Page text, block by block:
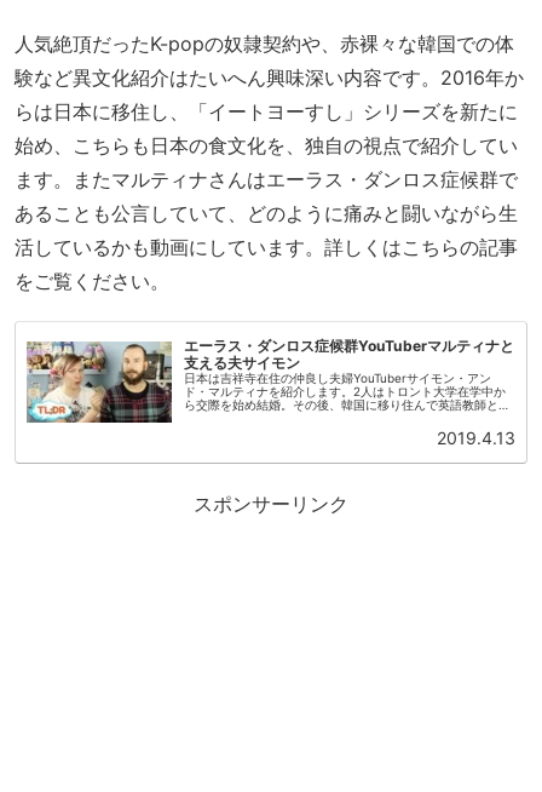
人気絶頂だったK-popの奴隷契約や、赤裸々な韓国での体
験など異文化紹介はたいへん興味深い内容です。2016年か
らは日本に移住し、「イートヨーすし」シリーズを新たに
始め、こちらも日本の食文化を、独自の視点で紹介してい
ます。またマルティナさんはエーラス・ダンロス症候群で
あることも公言していて、どのように痛みと闘いながら生
活しているかも動画にしています。詳しくはこちらの記事
をご覧ください。
エーラス・ダンロス症候群YouTuberマルティナと
支える夫サイモン
日本は吉祥寺在住の仲良し夫婦YouTuberサイモン・アン
ド・マルティナを紹介します。2人はトロント大学在学中か
ら交際を始め結婚。その後、韓国に移り住んで英語教師とし
2019.4.13
スポンサーリンク